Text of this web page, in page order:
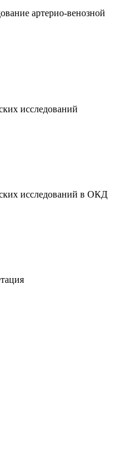
артерио-венозной
исследований
исследований в ОКД